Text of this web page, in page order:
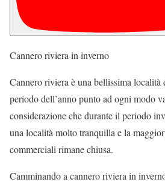
Cannero riviera in inverno
Cannero riviera è una bellissima località
periodo dell’anno punto ad ogni modo
considerazione che durante il periodo
una località molto tranquilla e la
commerciali rimane chiusa.
Camminando a cannero riviera in